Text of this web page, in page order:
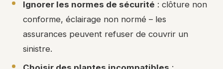
Ignorer les normes de sécurité : clôture non
conforme, éclairage non normé – les
assurances peuvent refuser de couvrir un
sinistre.